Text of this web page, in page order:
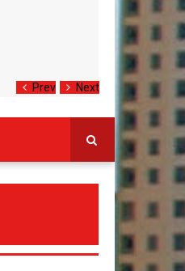
Prev Next